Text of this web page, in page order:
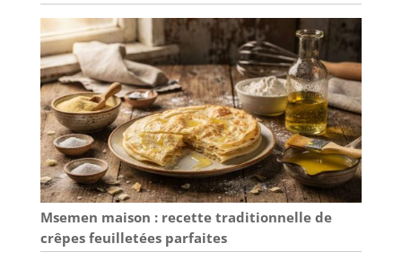
Msemen maison : recette traditionnelle de
crêpes feuilletées parfaites